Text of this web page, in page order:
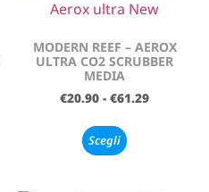
MODERN REEF – AEROX
ULTRA CO2 SCRUBBER
MEDIA
€20.90 - €61.29
Scegli